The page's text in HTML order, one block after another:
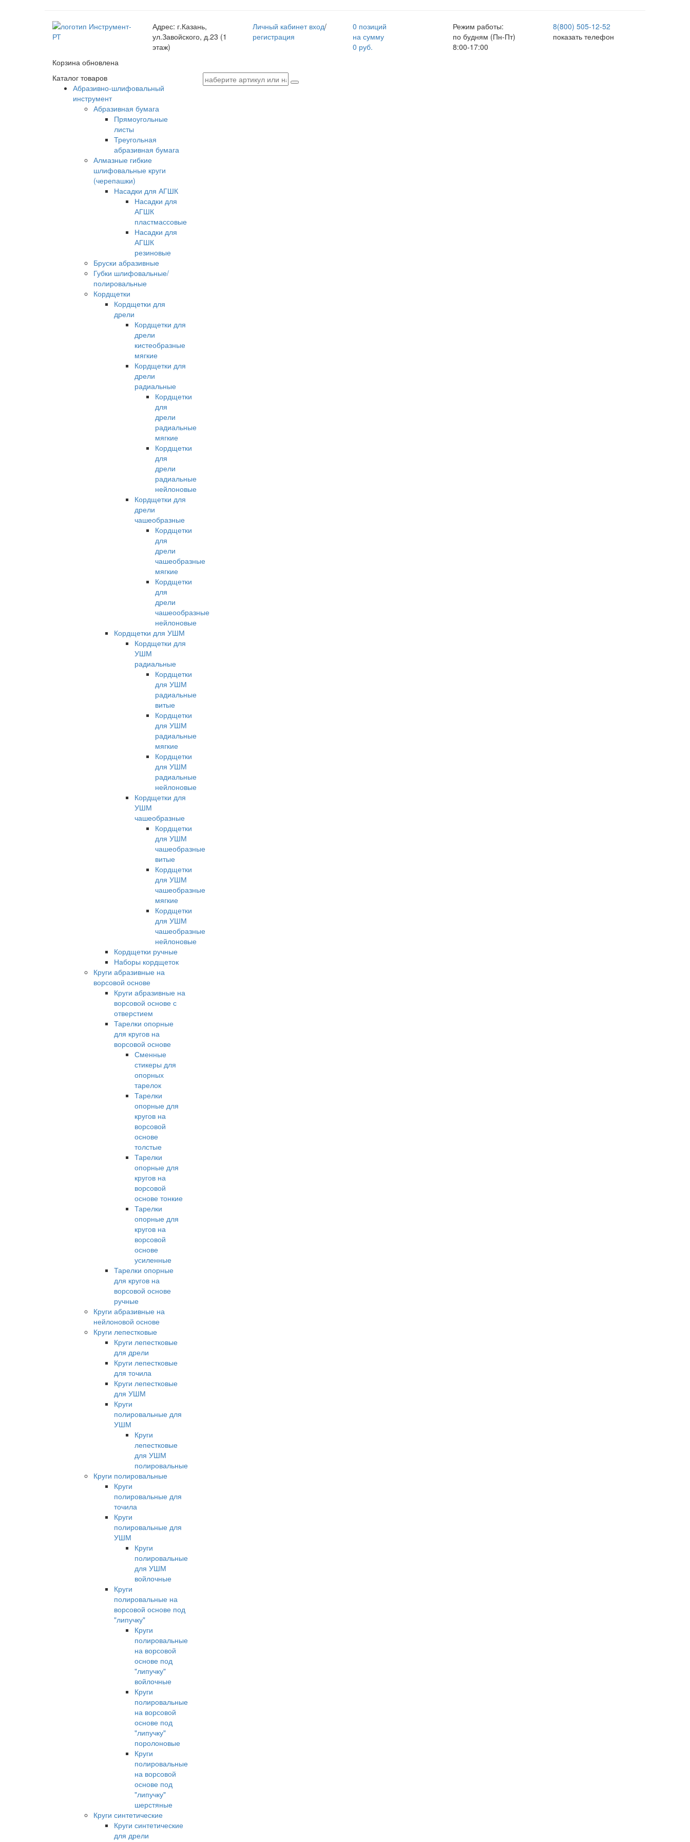
Адрес: г.Казань,
ул.Завойского, д.23 (1
этаж)
Личный кабинет вход/
регистрация
0 позиций
на сумму
0 руб.
Режим работы:
по будням (Пн-Пт)
8:00-17:00
8(800) 505-12-52
показать телефон
Корзина обновлена
Каталог товаров
Абразивно-шлифовальный
инструмент
Абразивная бумага
Прямоугольные
листы
Треугольная
абразивная бумага
Алмазные гибкие
шлифовальные круги
(черепашки)
Насадки для АГШК
Насадки для
АГШК
пластмассовые
Насадки для
АГШК
резиновые
Бруски абразивные
Губки шлифовальные/
полировальные
Кордщетки
Кордщетки для
дрели
Кордщетки для
дрели
кистеобразные
мягкие
Кордщетки для
дрели
радиальные
Кордщетки
для
дрели
радиальные
мягкие
Кордщетки
для
дрели
радиальные
нейлоновые
Кордщетки для
дрели
чашеобразные
Кордщетки
для
дрели
чашеобразные
мягкие
Кордщетки
для
дрели
чашеообразные
нейлоновые
Кордщетки для УШМ
Кордщетки для
УШМ
радиальные
Кордщетки
для УШМ
радиальные
витые
Кордщетки
для УШМ
радиальные
мягкие
Кордщетки
для УШМ
радиальные
нейлоновые
Кордщетки для
УШМ
чашеобразные
Кордщетки
для УШМ
чашеобразные
витые
Кордщетки
для УШМ
чашеобразные
мягкие
Кордщетки
для УШМ
чашеобразные
нейлоновые
Кордщетки ручные
Наборы кордщеток
Круги абразивные на
ворсовой основе
Круги абразивные на
ворсовой основе с
отверстием
Тарелки опорные
для кругов на
ворсовой основе
Сменные
стикеры для
опорных
тарелок
Тарелки
опорные для
кругов на
ворсовой
основе
толстые
Тарелки
опорные для
кругов на
ворсовой
основе тонкие
Тарелки
опорные для
кругов на
ворсовой
основе
усиленные
Тарелки опорные
для кругов на
ворсовой основе
ручные
Круги абразивные на
нейлоновой основе
Круги лепестковые
Круги лепестковые
для дрели
Круги лепестковые
для точила
Круги лепестковые
для УШМ
Круги
полировальные для
УШМ
Круги
лепестковые
для УШМ
полировальные
Круги полировальные
Круги
полировальные для
точила
Круги
полировальные для
УШМ
Круги
полировальные
для УШМ
войлочные
Круги
полировальные на
ворсовой основе под
"липучку"
Круги
полировальные
на ворсовой
основе под
"липучку"
войлочные
Круги
полировальные
на ворсовой
основе под
"липучку"
поролоновые
Круги
полировальные
на ворсовой
основе под
"липучку"
шерстяные
Круги синтетические
Круги синтетические
для дрели